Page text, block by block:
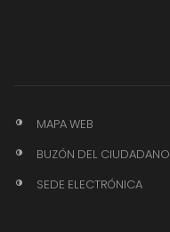
MAPA WEB
BUZÓN DEL CIUDADANO
SEDE ELECTRÓNICA